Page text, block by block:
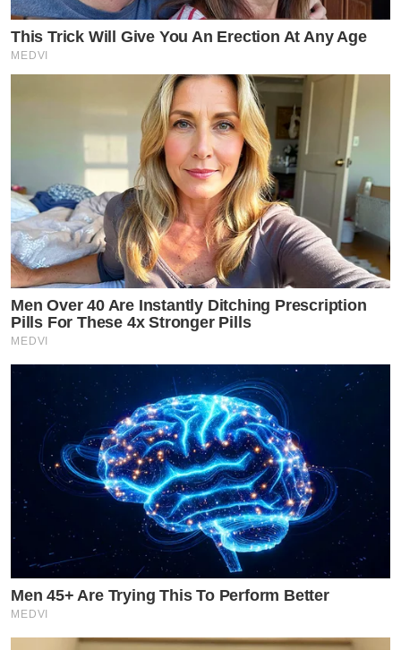
This Trick Will Give You An Erection At Any Age
MEDVI
Men Over 40 Are Instantly Ditching Prescription
Pills For These 4x Stronger Pills
MEDVI
Men 45+ Are Trying This To Perform Better
MEDVI